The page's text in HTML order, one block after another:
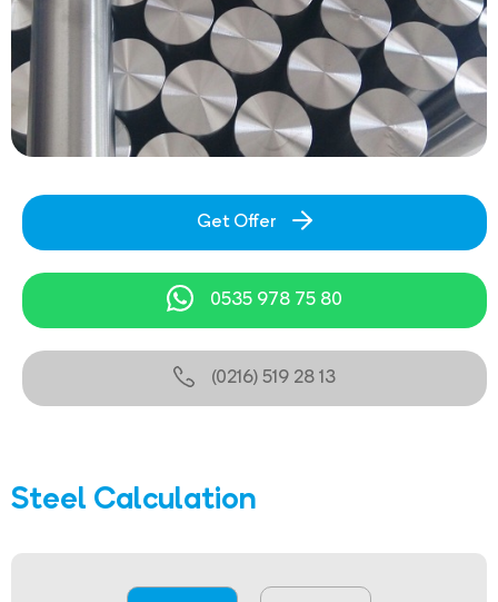
Get Offer
0535 978 75 80
(0216) 519 28 13
Steel Calculation